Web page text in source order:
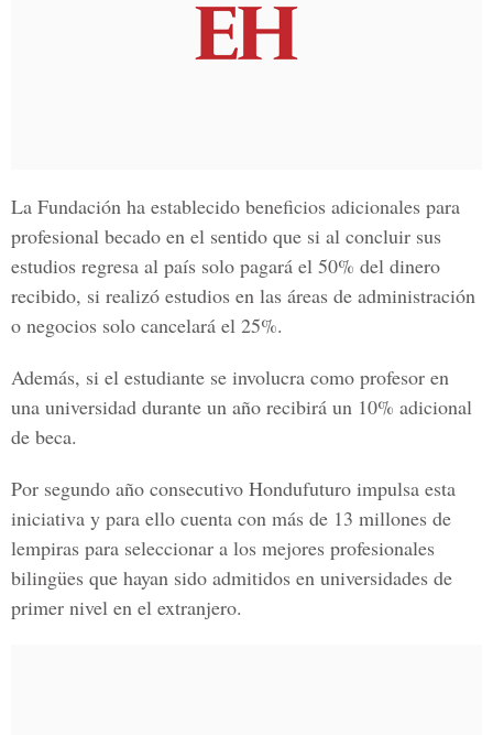
La Fundación ha establecido beneficios adicionales para
profesional becado en el sentido que si al concluir sus
estudios regresa al país solo pagará el 50% del dinero
recibido, si realizó estudios en las áreas de administración
o negocios solo cancelará el 25%.
Además, si el estudiante se involucra como profesor en
una universidad durante un año recibirá un 10% adicional
de beca.
Por segundo año consecutivo Hondufuturo impulsa esta
iniciativa y para ello cuenta con más de 13 millones de
lempiras para seleccionar a los mejores profesionales
bilingües que hayan sido admitidos en universidades de
primer nivel en el extranjero.